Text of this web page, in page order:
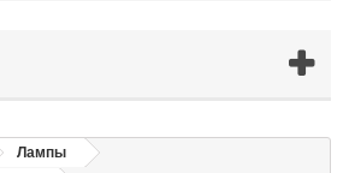
Лампы